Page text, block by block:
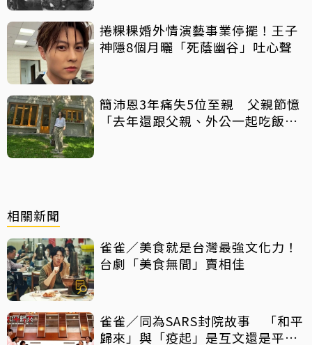
捲粿粿婚外情演藝事業停擺！王子
神隱8個月曬「死蔭幽谷」吐心聲
簡沛恩3年痛失5位至親 父親節憶
「去年還跟父親、外公一起吃飯聊
相關新聞
雀雀／美食就是台灣最強文化力！
台劇「美食無間」賣相佳
雀雀／同為SARS封院故事 「和平
歸來」與「疫起」是互文還是平行